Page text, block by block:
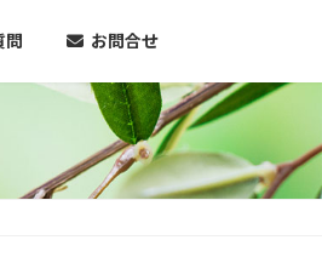
問 お問合せ